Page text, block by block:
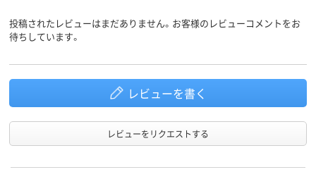
投稿されたレビューはまだありません。お客様のレビューコメントをお
待ちしています。
レビューを書く
レビューをリクエストする